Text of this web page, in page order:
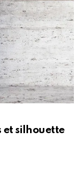
et silhouette